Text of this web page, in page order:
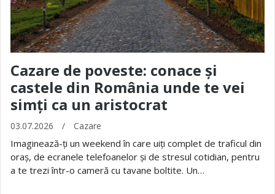
Cazare de poveste: conace și
castele din România unde te vei
simți ca un aristocrat
03.07.2026 / Cazare
Imaginează-ți un weekend în care uiți complet de traficul din
oraș, de ecranele telefoanelor și de stresul cotidian, pentru
a te trezi într-o cameră cu tavane boltite. Un…